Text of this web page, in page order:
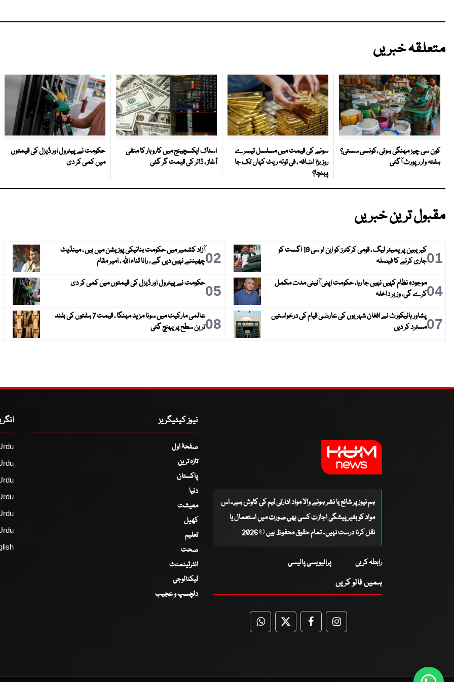
متعلقہ خبریں
کون سی چیز مہنگی ہوئی ،کونسی سستی؟
ہفتہ وار رپورٹ آگئی
سونے کی قیمت میں مسلسل تیسرے
روز بڑا اضافہ ، فی تولہ ریٹ کہاں تک جا
پہنچا؟
اسٹاک ایکسچینج میں کاروبار کا منفی
آغاز ، ڈالر کی قیمت گر گئی
حکومت نے پیٹرول اور ڈیزل کی قیمتوں
میں کمی کر دی
مقبول ترین خبریں
01
کیریبین پریمیئر لیگ ، قومی کرکٹرز کو این او سی 19 اگست کو
جاری کرنے کا فیصلہ
02آزاد کشمیر میں حکومت بنانیکی پوزیشن میں ہیں ، مینڈیٹ
چھیننے نہیں دیں گے ، رانا ثناء اللہ ، امیر مقام
04موجودہ نظام کہیں نہیں جا رہا، حکومت اپنی آئینی مدت مکمل
کرے گی، وزیر داخلہ
05حکومت نے پیٹرول اور ڈیزل کی قیمتوں میں کمی کر دی
07پشاور ہائیکورٹ نے افغان شہریوں کی عارضی قیام کی درخواستیں
مسترد کر دیں
08
عالمی مارکیٹ میں سونا مزید مہنگا ، قیمت 7 ہفتوں کی بلند
ترین سطح پر پہنچ گئی
ہم نیوز پر شائع یا نشر ہونے والا مواد ادارتی ٹیم کی کاوش ہے۔ اس
مواد کو بغیر پیشگی اجازت کسی بھی صورت میں استعمال یا
نقل کرنا درست نہیں۔ تمام حقوق محفوظ ہیں © 2026
رابطہ کریں پرائیویسی پالیسی
ہمیں فالو کریں
WhatsApp
TwitterFacebookFacebook
نیوز کیٹیگریز
صفحۂ اول
تازہ ترین
پاکستان
دنیا
معیشت
کھیل
تعلیم
صحت
انٹرٹینمنٹ
ٹیکنالوجی
دلچسپ و عجیب